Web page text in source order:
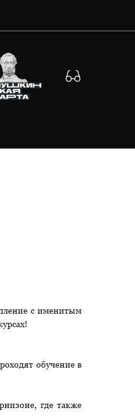
с именитым
обучение в
где также